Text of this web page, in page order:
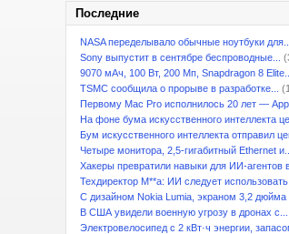
Последние
NASA переделывало обычные ноутбуки для...
Sony выпустит в сентябре беспроводные...
9070 мАч, 100 Вт, 200 Мп, Snapdragon 8 Elite...
TSMC сообщила о прорыве в разработке...
Первому Mac Pro исполнилось 20 лет —
На фоне бума искусственного интеллекта
Бум искусственного интеллекта отправил
Четыре монитора, 2,5-гигабитный Ethernet и...
Хакеры превратили навыки для ИИ-агентов
Техдиректор M**a: ИИ следует
С дизайном Nokia Lumia, экраном 3,2 дюйма
В США увидели военную угрозу в дронах с...
Электровелосипед с 2 кВт·ч энергии,